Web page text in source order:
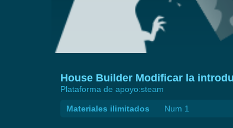
House Builder Modificar la
Plataforma de apoyo:steam
Materiales ilimitados Num 1